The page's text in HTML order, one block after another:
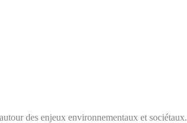
des enjeux environnementaux et sociétaux.